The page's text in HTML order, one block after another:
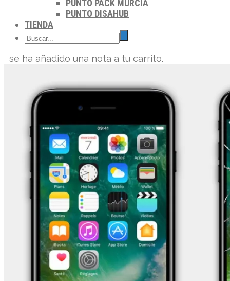
PUNTO PACK MURCIA
PUNTO DISAHUB
TIENDA
se ha añadido una nota a tu carrito.